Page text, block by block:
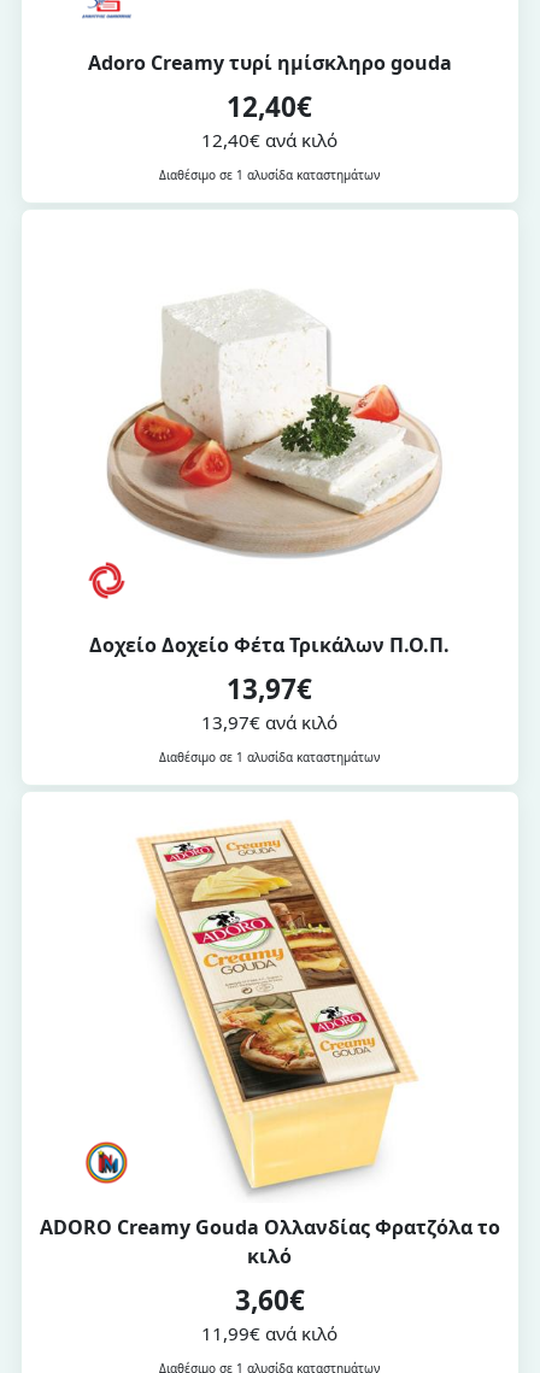
Adoro Creamy τυρί ημίσκληρο gouda
12,40€
12,40€ ανά κιλό
Διαθέσιμο σε 1 αλυσίδα καταστημάτων
Δοχείο Δοχείο Φέτα Τρικάλων Π.Ο.Π.
13,97€
13,97€ ανά κιλό
Διαθέσιμο σε 1 αλυσίδα καταστημάτων
ADORO Creamy Gouda Ολλανδίας Φρατζόλα το
κιλό
3,60€
11,99€ ανά κιλό
Διαθέσιμο σε 1 αλυσίδα καταστημάτων